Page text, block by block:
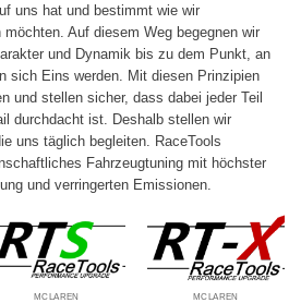
uns hat und bestimmt wie wir
möchten. Auf diesem Weg begegnen wir
und Dynamik bis zu dem Punkt, an
sich Eins werden. Mit diesen Prinzipien
und stellen sicher, dass dabei jeder Teil
durchdacht ist. Deshalb stellen wir
uns täglich begleiten. RaceTools
Fahrzeugtuning mit höchster
und verringerten Emissionen.
MCLAREN MCLAREN